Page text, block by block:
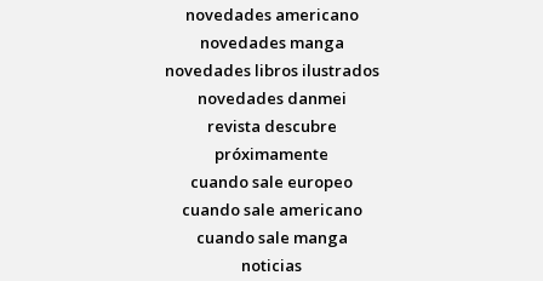
novedades americano
novedades manga
novedades libros ilustrados
novedades danmei
revista descubre
próximamente
cuando sale europeo
cuando sale americano
cuando sale manga
noticias